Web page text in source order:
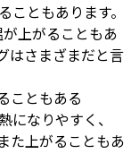
ともあります。
上がることもあ
はさまざまだと言
こともある
なりやすく、
た上がることもあ